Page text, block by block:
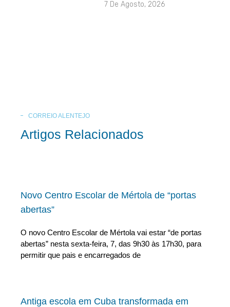
7 De Agosto, 2026
CORREIO ALENTEJO
Artigos Relacionados
Novo Centro Escolar de Mértola de “portas
abertas”
O novo Centro Escolar de Mértola vai estar “de portas
abertas” nesta sexta-feira, 7, das 9h30 às 17h30, para
permitir que pais e encarregados de
Antiga escola em Cuba transformada em